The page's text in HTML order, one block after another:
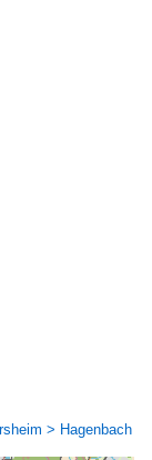
> Hagenbach